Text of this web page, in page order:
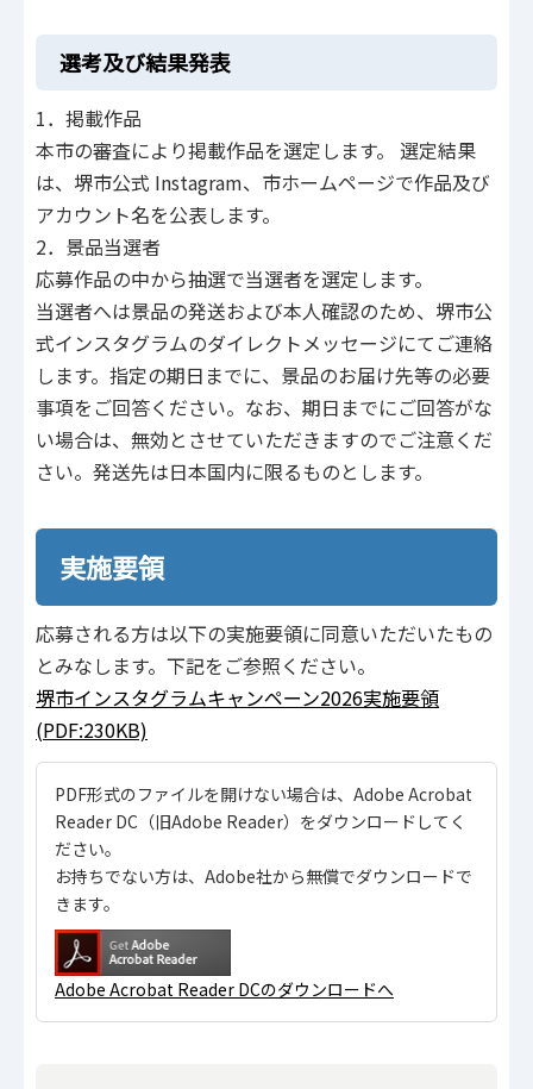
選考及び結果発表
1．掲載作品
本市の審査により掲載作品を選定します。 選定結果
は、堺市公式 Instagram、市ホームページで作品及び
アカウント名を公表します。
2．景品当選者
応募作品の中から抽選で当選者を選定します。
当選者へは景品の発送および本人確認のため、堺市公
式インスタグラムのダイレクトメッセージにてご連絡
します。指定の期日までに、景品のお届け先等の必要
事項をご回答ください。なお、期日までにご回答がな
い場合は、無効とさせていただきますのでご注意くだ
さい。発送先は日本国内に限るものとします。
実施要領
応募される方は以下の実施要領に同意いただいたもの
とみなします。下記をご参照ください。
堺市インスタグラムキャンペーン2026実施要領
(PDF:230KB)
PDF形式のファイルを開けない場合は、Adobe Acrobat
Reader DC（旧Adobe Reader）をダウンロードしてく
ださい。
お持ちでない方は、Adobe社から無償でダウンロードで
きます。
Adobe Acrobat Reader DCのダウンロードへ